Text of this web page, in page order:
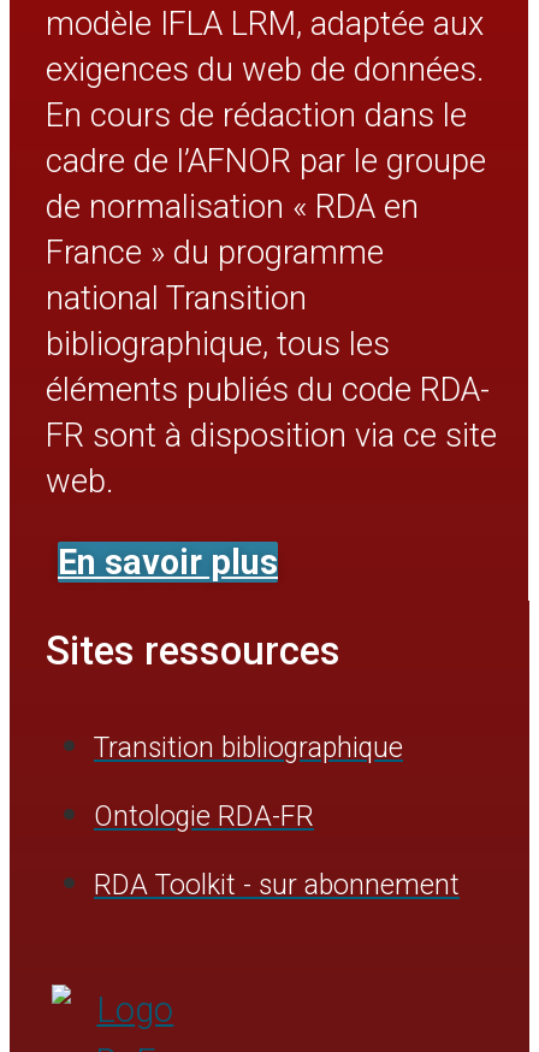
modèle IFLA LRM, adaptée aux
exigences du web de données.
En cours de rédaction dans le
cadre de l’AFNOR par le groupe
de normalisation « RDA en
France » du programme
national Transition
bibliographique, tous les
éléments publiés du code RDA-
FR sont à disposition via ce site
web.
En savoir plus
Sites ressources
Transition bibliographique
Ontologie RDA-FR
RDA Toolkit - sur abonnement